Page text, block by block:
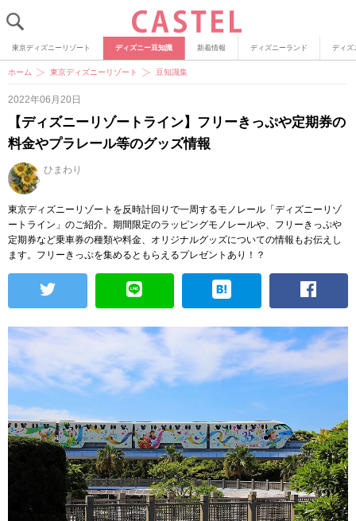
東京ディズニーリゾート ディズニー豆知識 新着情報 ディズニーランド ディズ
ホーム 東京ディズニーリゾート 豆知識集
2022年06月20日
【ディズニーリゾートライン】フリーきっぷや定期券の
料金やプラレール等のグッズ情報
ひまわり
東京ディズニーリゾートを反時計回りで一周するモノレール「ディズニーリゾ
ートライン」のご紹介。期間限定のラッピングモノレールや、フリーきっぷや
定期券など乗車券の種類や料金、オリジナルグッズについての情報もお伝えし
ます。フリーきっぷを集めるともらえるプレゼントあり！？